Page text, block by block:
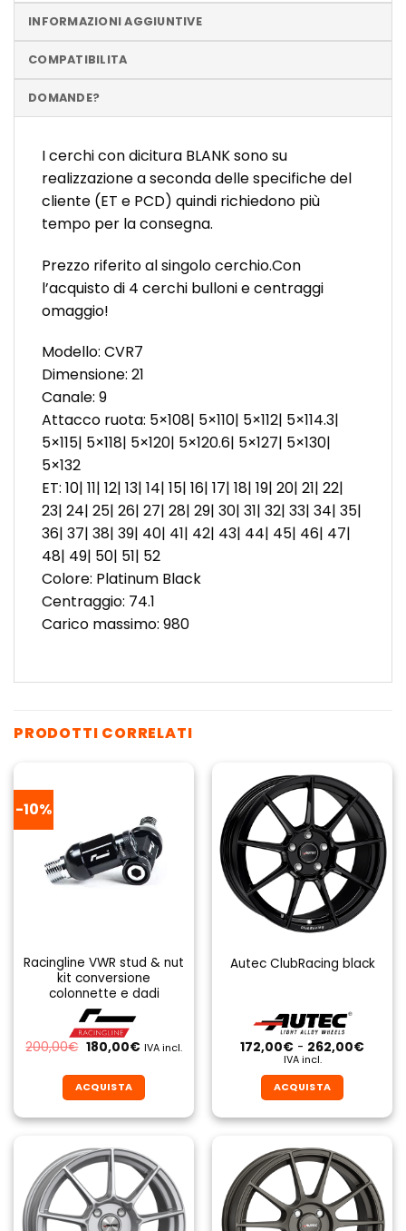
INFORMAZIONI AGGIUNTIVE
COMPATIBILITA
DOMANDE?
I cerchi con dicitura BLANK sono su
realizzazione a seconda delle specifiche del
cliente (ET e PCD) quindi richiedono più
tempo per la consegna.
Prezzo riferito al singolo cerchio.Con
l’acquisto di 4 cerchi bulloni e centraggi
omaggio!
Modello: CVR7
Dimensione: 21
Canale: 9
Attacco ruota: 5×108| 5×110| 5×112| 5×114.3|
5×115| 5×118| 5×120| 5×120.6| 5×127| 5×130|
5×132
ET: 10| 11| 12| 13| 14| 15| 16| 17| 18| 19| 20| 21| 22|
23| 24| 25| 26| 27| 28| 29| 30| 31| 32| 33| 34| 35|
36| 37| 38| 39| 40| 41| 42| 43| 44| 45| 46| 47|
48| 49| 50| 51| 52
Colore: Platinum Black
Centraggio: 74.1
Carico massimo: 980
PRODOTTI CORRELATI
-10%
Racingline VWR stud & nut
kit conversione
colonnette e dadi
200,00€ Il
prezzo
era:
200,00€.
180,00€Il
è:
180,00€.
IVA incl.
ACQUISTA
prodotto
ha
più
varianti.
Le
opzioni
Autec ClubRacing black
172,00€ - 262,00€Fascia
IVA incl.
ACQUISTA
prodotto
ha
più
varianti.
Le
opzioni